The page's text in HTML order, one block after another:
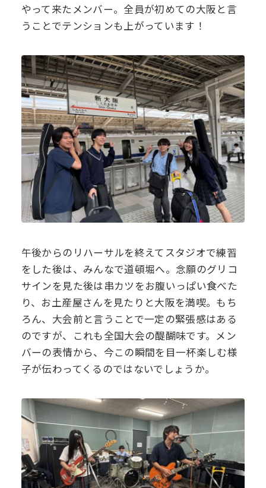
やって来たメンバー。全員が初めての大阪と言
うことでテンションも上がっています！
午後からのリハーサルを終えてスタジオで練習
をした後は、みんなで道頓堀へ。念願のグリコ
サインを見た後は串カツをお腹いっぱい食べた
り、お土産屋さんを見たりと大阪を満喫。もち
ろん、大会前と言うことで一定の緊張感はある
のですが、これも全国大会の醍醐味です。メン
バーの表情から、今この瞬間を目一杯楽しむ様
子が伝わってくるのではないでしょうか。